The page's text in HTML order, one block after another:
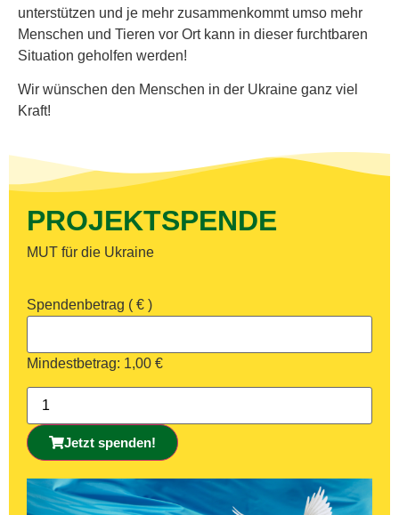
unterstützen und je mehr zusammenkommt umso mehr
Menschen und Tieren vor Ort kann in dieser furchtbaren
Situation geholfen werden!
Wir wünschen den Menschen in der Ukraine ganz viel
Kraft!
PROJEKTSPENDE
MUT für die Ukraine
Spendenbetrag ( € )
Mindestbetrag: 1,00 €
Jetzt spenden!